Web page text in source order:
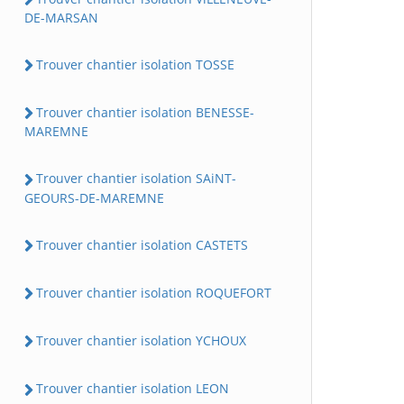
DE-MARSAN
Trouver chantier isolation TOSSE
Trouver chantier isolation BENESSE-
MAREMNE
Trouver chantier isolation SAiNT-
GEOURS-DE-MAREMNE
Trouver chantier isolation CASTETS
Trouver chantier isolation ROQUEFORT
Trouver chantier isolation YCHOUX
Trouver chantier isolation LEON